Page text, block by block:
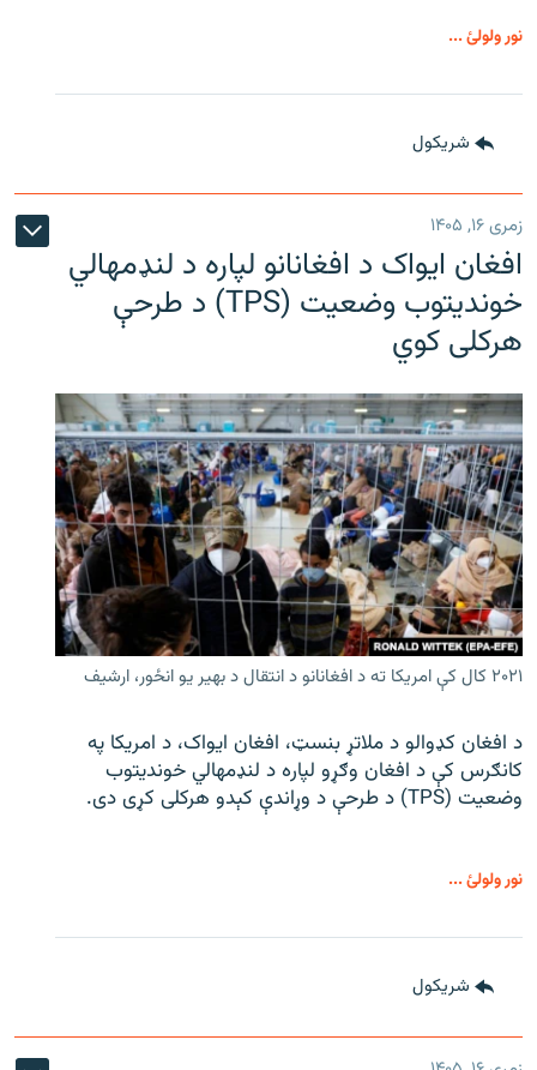
نور ولولئ ...
شريکول
زمری ۱۶, ۱۴۰۵
افغان ایواک د افغانانو لپاره د لنډمهالي
خوندیتوب وضعیت (TPS) د طرحې
هرکلی کوي
۲۰۲۱ کال کې امریکا ته د افغانانو د انتقال د بهیر یو انځور، ارشیف
د افغان کډوالو د ملاتړ بنسټ، افغان ایواک، د امریکا په
کانګرس کې د افغان وګړو لپاره د لنډمهالي خوندیتوب
وضعیت (TPS) د طرحې د وړاندې کېدو هرکلی کړی دی.
نور ولولئ ...
شريکول